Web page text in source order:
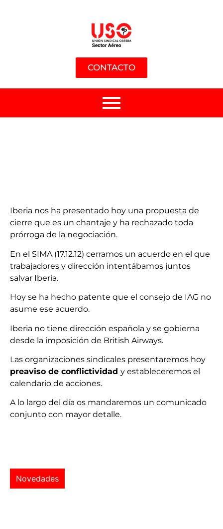
CONTACTO
Iberia nos ha presentado hoy una propuesta de
cierre que es un chantaje y ha rechazado toda
prórroga de la negociación.
En el SIMA (17.12.12) cerramos un acuerdo en el que
trabajadores y dirección intentábamos juntos
salvar Iberia.
Hoy se ha hecho patente que el consejo de IAG no
asume ese acuerdo.
Iberia no tiene dirección española y se gobierna
desde la imposición de British Airways.
Las organizaciones sindicales presentaremos hoy
preaviso de conflictividad y estableceremos el
calendario de acciones.
A lo largo del día os mandaremos un comunicado
conjunto con mayor detalle.
Novedades